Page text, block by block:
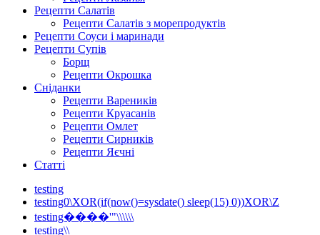
Рецепти Салатів
Рецепти Салатів з морепродуктів
Рецепти Соуси і маринади
Рецепти Супів
Борщ
Рецепти Окрошка
Сніданки
Рецепти Вареників
Рецепти Круасанів
Рецепти Омлет
Рецепти Сирників
Рецепти Яєчні
Статті
testing
testing0\XOR(if(now()=sysdate() sleep(15) 0))XOR\Z
testing����'"\\\\\\
testing\\